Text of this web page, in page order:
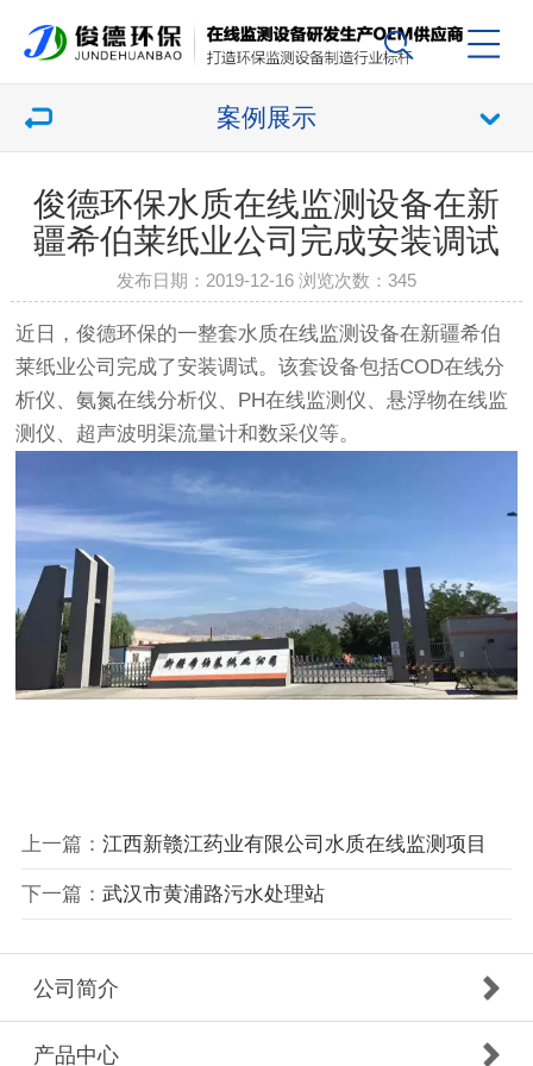
案例展示
俊德环保水质在线监测设备在新
疆希伯莱纸业公司完成安装调试
发布日期：2019-12-16 浏览次数： 345
近日，俊德环保的一整套水质在线监测设备在新疆希伯
莱纸业公司完成了安装调试。该套设备包括COD在线分
析仪、氨氮在线分析仪、PH在线监测仪、悬浮物在线监
测仪、超声波明渠流量计和数采仪等。
上一篇： 江西新赣江药业有限公司水质在线监测项目
下一篇： 武汉市黄浦路污水处理站
公司简介
产品中心